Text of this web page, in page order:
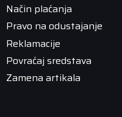
Način plaćanja
Pravo na odustajanje
Reklamacije
Povraćaj sredstava
Zamena artikala